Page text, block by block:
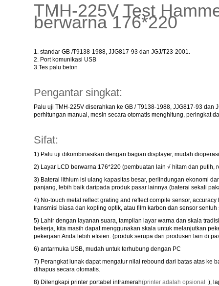
TMH-225V Test
berwarna 176*220
1. standar GB /T9138-1988, JJG817-93 dan JGJ/T23-2001.
2. Port komunikasi USB
3.Tes palu beton
Pengantar singkat:
Palu uji TMH-225V diserahkan ke GB / T9138-1988, JJG817-93 dan
perhitungan manual, mesin secara otomatis menghitung, peringkat
Sifat:
1) Palu uji dikombinasikan dengan bagian displayer, mudah
2) Layar LCD berwarna 176*220 (pembuatan lain √ hitam dan putih,
3) Baterai lithium isi ulang kapasitas besar, perlindungan ekonomi
panjang, lebih baik daripada produk pasar lainnya (baterai sekali
4) No-touch metal reflect grating and reflect compile sensor,
transmisi biasa dan kopling optik, atau film karbon dan sensor sentuh
5) Lahir dengan layanan suara, tampilan layar warna dan skala
bekerja, kita masih dapat menggunakan skala untuk melanjutkan
pekerjaan Anda lebih efisien. (produk serupa dari produsen lain di
6) antarmuka USB, mudah untuk terhubung dengan PC
7) Perangkat lunak dapat mengatur nilai rebound dari batas atas ke
dihapus secara otomatis.
8) Dilengkapi printer portabel inframerah(printer adalah opsional ),